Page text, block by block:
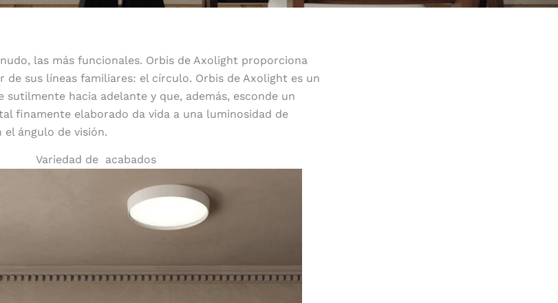
las más funcionales. Orbis de Axolight proporciona
sus líneas familiares: el círculo. Orbis de Axolight es un
sutilmente hacia adelante y que, además, esconde un
finamente elaborado da vida a una luminosidad de
ángulo de visión.
Variedad de acabados